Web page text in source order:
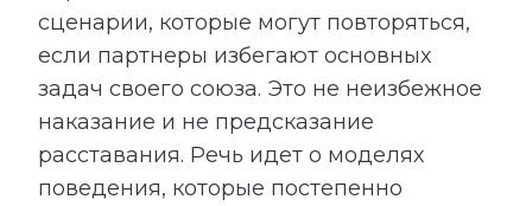
сценарии, которые могут повторяться,
если партнеры избегают основных
задач своего союза. Это не неизбежное
наказание и не предсказание
расставания. Речь идет о моделях
поведения, которые постепенно